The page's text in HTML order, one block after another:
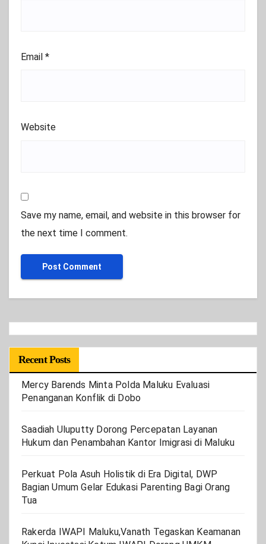
Email *
Website
Save my name, email, and website in this browser for
the next time I comment.
Recent Posts
Mercy Barends Minta Polda Maluku Evaluasi
Penanganan Konflik di Dobo
Saadiah Uluputty Dorong Percepatan Layanan
Hukum dan Penambahan Kantor Imigrasi di Maluku
Perkuat Pola Asuh Holistik di Era Digital, DWP
Bagian Umum Gelar Edukasi Parenting Bagi Orang
Tua
Rakerda IWAPI Maluku,Vanath Tegaskan Keamanan